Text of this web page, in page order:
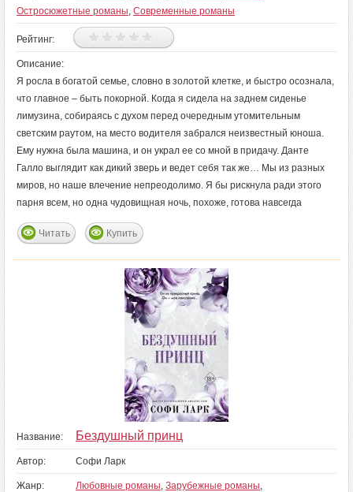
Остросюжетные романы, Современные романы
Рейтинг:
Описание:
Я росла в богатой семье, словно в золотой клетке, и быстро осознала,
что главное – быть покорной. Когда я сидела на заднем сиденье
лимузина, собираясь с духом перед очередным утомительным
светским раутом, на место водителя забрался неизвестный юноша.
Ему нужна была машина, и он украл ее со мной в придачу. Данте
Галло выглядит как дикий зверь и ведет себя так же… Мы из разных
миров, но наше влечение непреодолимо. Я бы рискнула ради этого
парня всем, но одна чудовищная ночь, похоже, готова навсегда
Читать Купить
Название: Бездушный принц
Автор: Софи Ларк
Жанр: Любовные романы, Зарубежные романы,